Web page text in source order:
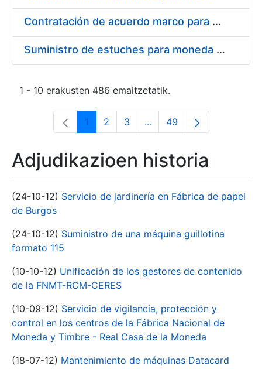
Contratación de acuerdo marco para el Suministro de Material de Electricidad para la Fábrica Nacional de Moneda y Timbre-Real Casa de la Moneda en su centro de trabajo de Burgos
Suministro de estuches para moneda de 30 €
1 - 10 erakusten 486 emaitzetatik.
Orrialdea
1 Orrialdea
2 Orrialdea
3 ...Intermediate Pages Use
Orrialdea
49
Adjudikazioen historia
(24-10-12) Servicio de jardinería en Fábrica de papel
de Burgos
(24-10-12) Suministro de una máquina guillotina
formato 115
(10-10-12) Unificación de los gestores de contenido
de la FNMT-RCM-CERES
(10-09-12) Servicio de vigilancia, protección y
control en los centros de la Fábrica Nacional de
Moneda y Timbre - Real Casa de la Moneda
(18-07-12) Mantenimiento de máquinas Datacard